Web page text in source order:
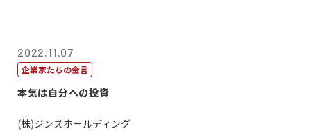
2022.11.07
企業家たちの金言
本気は自分への投資
(株)ジンズホールディング